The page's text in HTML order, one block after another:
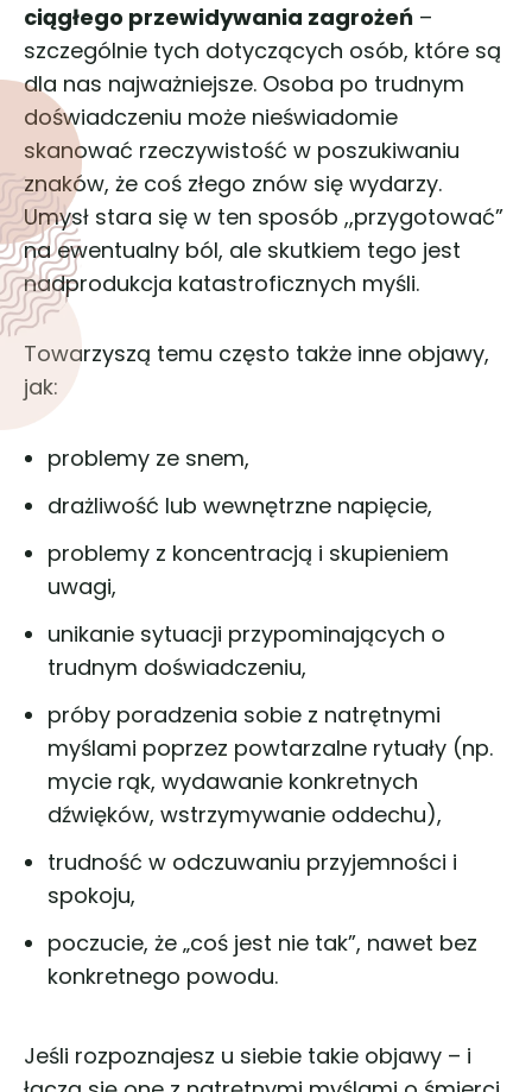
ciągłego przewidywania zagrożeń –
szczególnie tych dotyczących osób, które są
dla nas najważniejsze. Osoba po trudnym
doświadczeniu może nieświadomie
skanować rzeczywistość w poszukiwaniu
znaków, że coś złego znów się wydarzy.
Umysł stara się w ten sposób ,,przygotować”
na ewentualny ból, ale skutkiem tego jest
nadprodukcja katastroficznych myśli.
Towarzyszą temu często także inne objawy,
jak:
problemy ze snem,
drażliwość lub wewnętrzne napięcie,
problemy z koncentracją i skupieniem
uwagi,
unikanie sytuacji przypominających o
trudnym doświadczeniu,
próby poradzenia sobie z natrętnymi
myślami poprzez powtarzalne rytuały (np.
mycie rąk, wydawanie konkretnych
dźwięków, wstrzymywanie oddechu),
trudność w odczuwaniu przyjemności i
spokoju,
poczucie, że „coś jest nie tak”, nawet bez
konkretnego powodu.
Jeśli rozpoznajesz u siebie takie objawy – i